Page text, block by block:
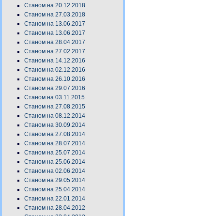
Станом на 20.12.2018
Станом на 27.03.2018
Станом на 13.06.2017
Станом на 13.06.2017
Станом на 28.04.2017
Станом на 27.02.2017
Станом на 14.12.2016
Станом на 02.12.2016
Станом на 26.10.2016
Станом на 29.07.2016
Станом на 03.11.2015
Станом на 27.08.2015
Станом на 08.12.2014
Станом на 30.09.2014
Станом на 27.08.2014
Станом на 28.07.2014
Станом на 25.07.2014
Станом на 25.06.2014
Станом на 02.06.2014
Станом на 29.05.2014
Станом на 25.04.2014
Станом на 22.01.2014
Станом на 28.04.2012